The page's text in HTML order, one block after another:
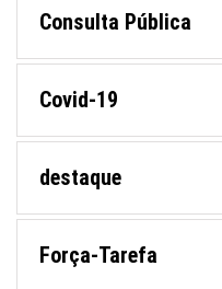
Consulta Pública
Covid-19
destaque
Força-Tarefa